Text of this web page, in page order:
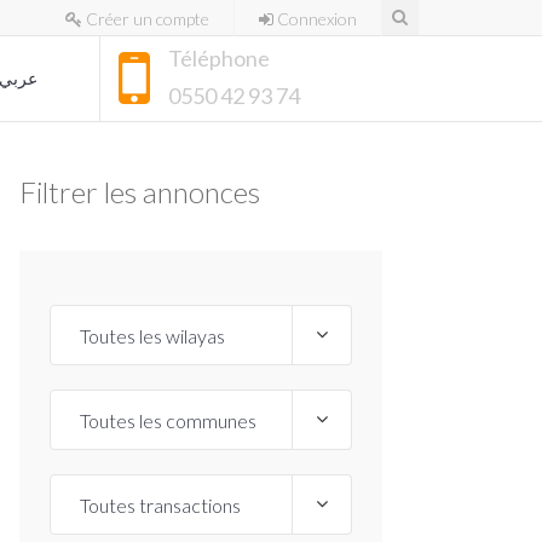
Créer un compte Connexion
Téléphone
0550 42 93 74
Filtrer les annonces